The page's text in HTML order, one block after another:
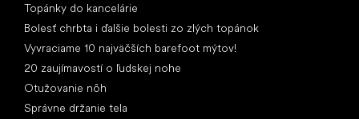
Topánky do kancelárie
Bolesť chrbta i ďalšie bolesti zo zlých topánok
Vyvraciame 10 najväčších barefoot mýtov!
20 zaujímavostí o ľudskej nohe
Otužovanie nôh
Správne držanie tela